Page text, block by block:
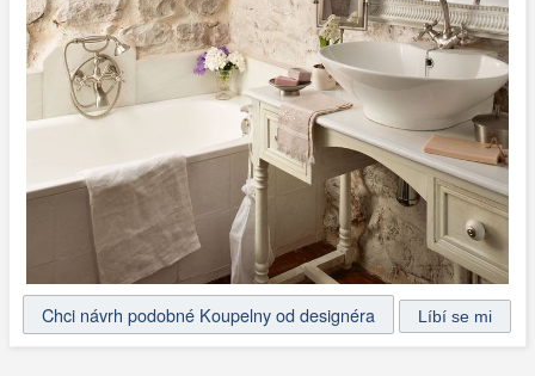
Chci návrh podobné Koupelny od designéra